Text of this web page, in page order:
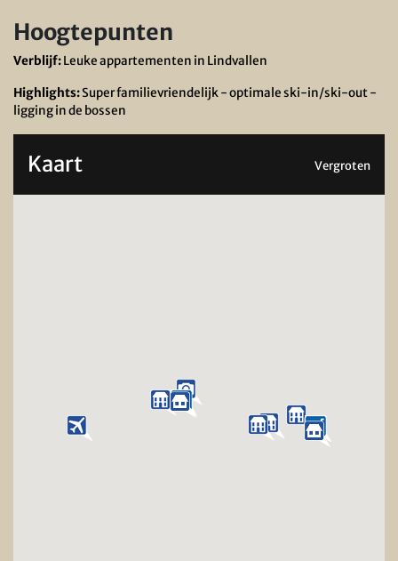
Hoogtepunten
Verblijf:Leuke appartementen in Lindvallen
Highlights:Super familievriendelijk - optimale ski-in/ski-out -
ligging in de bossen
Kaart Vergroten